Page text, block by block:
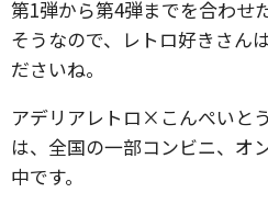
第1弾から第4弾までを合わせ
そうなので、レトロ好きさん
ださいね。
アデリアレトロ×こんぺいと
は、全国の一部コンビニ、オ
中です。